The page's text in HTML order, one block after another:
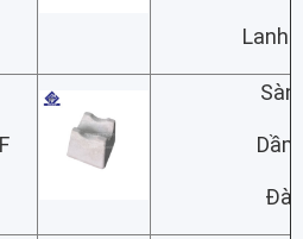
Lanh
Sàn
Dầm
Đà